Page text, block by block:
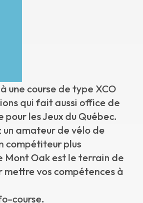
une course de type XCO
qui fait aussi office de
les Jeux du Québec.
un amateur de vélo de
compétiteur plus
Mont Oak est le terrain de
vos compétences à
course.